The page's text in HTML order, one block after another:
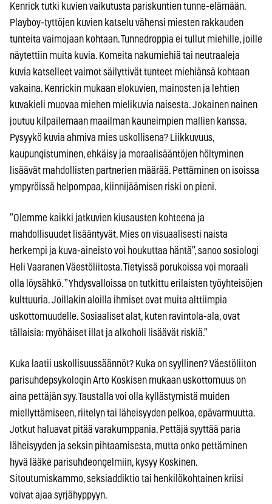
Kenrick tutki kuvien vaikutusta pariskuntien tunne-elämään.
Playboy-tyttöjen kuvien katselu vähensi miesten rakkauden
tunteita vaimojaan kohtaan. Tunnedroppia ei tullut miehille, joille
näytettiin muita kuvia. Komeita nakumiehiä tai neutraaleja
kuvia katselleet vaimot säilyttivät tunteet miehiänsä kohtaan
vakaina. Kenrickin mukaan elokuvien, mainosten ja lehtien
kuvakieli muovaa miehen mielikuvia naisesta. Jokainen nainen
joutuu kilpailemaan maailman kauneimpien mallien kanssa.
Pysyykö kuvia ahmiva mies uskollisena? Liikkuvuus,
kaupungistuminen, ehkäisy ja moraalisääntöjen höltyminen
lisäävät mahdollisten partnerien määrää. Pettäminen on isoissa
ympyröissä helpompaa, kiinnijäämisen riski on pieni.
”Olemme kaikki jatkuvien kiusausten kohteena ja
mahdollisuudet lisääntyvät. Mies on visuaalisesti naista
herkempi ja kuva-aineisto voi houkuttaa häntä”, sanoo sosiologi
Heli Vaaranen Väestöliitosta. Tietyissä porukoissa voi moraali
olla löysähkö. ”Yhdysvalloissa on tutkittu erilaisten työyhteisöjen
kulttuuria. Joillakin aloilla ihmiset ovat muita alttiimpia
uskottomuudelle. Sosiaaliset alat, kuten ravintola-ala, ovat
tällaisia: myöhäiset illat ja alkoholi lisäävät riskiä.”
Kuka laatii uskollisuussäännöt? Kuka on syyllinen? Väestöliiton
parisuhdepsykologin Arto Koskisen mukaan uskottomuus on
aina pettäjän syy. Taustalla voi olla kyllästymistä muiden
miellyttämiseen, riitelyn tai läheisyyden pelkoa, epävarmuutta.
Jotkut haluavat pitää varakumppania. Pettäjä syyttää paria
läheisyyden ja seksin pihtaamisesta, mutta onko pettäminen
hyvä lääke parisuhdeongelmiin, kysyy Koskinen.
Sitoutumiskammo, seksiaddiktio tai henkilökohtainen kriisi
voivat ajaa syrjähyppyyn.